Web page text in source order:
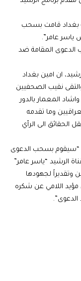
بغداد قامت بسحب
ياسر عامر”.
الدعوى المقامة ضد
ان امين بغداد
نقيب الصحفيين
المعمار بالدور
وما تقدمه
الحقائق الى الرأي
“سيقوم بسحب الدعوى
الرشيد “ياسر عامر”
وتقديراً لجهودها
مؤيد اللامي عن شكره